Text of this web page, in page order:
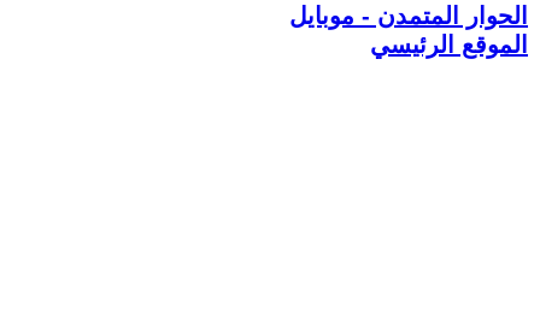
الحوار المتمدن - موبايل
الموقع الرئيسي